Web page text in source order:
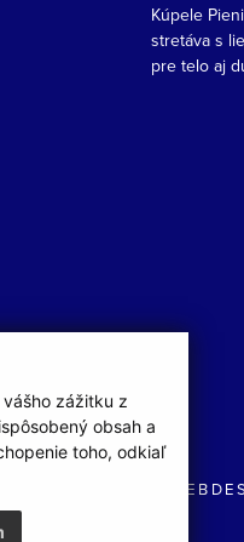
zážitku z
obsah a
toho, odkiaľ
Kúpele
stretáva s
pre telo aj